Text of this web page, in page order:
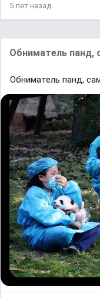
5 лет назад
Обниматель панд,
Обниматель панд,